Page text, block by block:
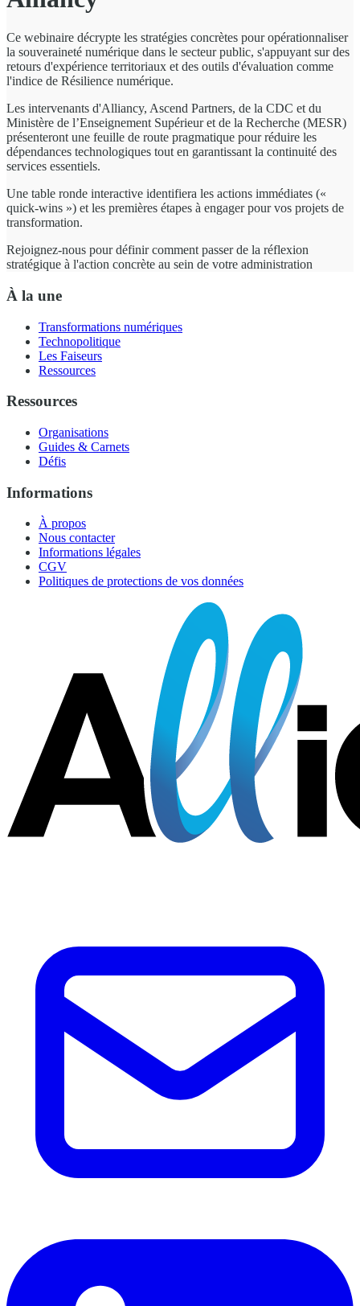
Ce webinaire décrypte les stratégies concrètes pour opérationnaliser
la souveraineté numérique dans le secteur public, s'appuyant sur des
retours d'expérience territoriaux et des outils d'évaluation comme
l'indice de Résilience numérique.
Les intervenants d'Alliancy, Ascend Partners, de la CDC et du
Ministère de l’Enseignement Supérieur et de la Recherche (MESR)
présenteront une feuille de route pragmatique pour réduire les
dépendances technologiques tout en garantissant la continuité des
services essentiels.
Une table ronde interactive identifiera les actions immédiates («
quick-wins ») et les premières étapes à engager pour vos projets de
transformation.
Rejoignez-nous pour définir comment passer de la réflexion
stratégique à l'action concrète au sein de votre administration
À la une
Transformations numériques
Technopolitique
Les Faiseurs
Ressources
Ressources
Organisations
Guides & Carnets
Défis
Informations
À propos
Nous contacter
Informations légales
CGV
Politiques de protections de vos données